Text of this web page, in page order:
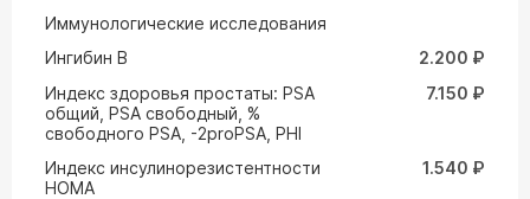
Иммунологические исследования
Ингибин В
2.200 ₽
Индекс здоровья простаты: PSA
общий, PSA свободный, %
свободного PSA, -2proPSA, PHI
7.150 ₽
Индекс инсулинорезистентности
HOMA
1.540 ₽